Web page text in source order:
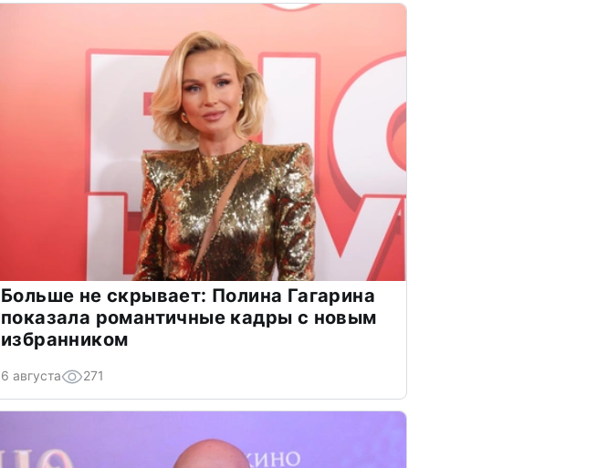
Больше не скрывает: Полина Гагарина
показала романтичные кадры с новым
избранником
6 августа 271